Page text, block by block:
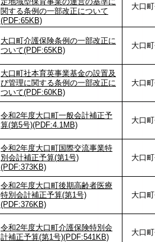
関する条例の一部改正について
(PDF:65KB)
大口
大口町介護保険条例の一部改正に
ついて(PDF:65KB)
大口
大口町社本育英事業基金の設置及
び管理に関する条例の一部改正に
ついて(PDF:60KB)
大口
令和2年度大口町一般会計補正予
算(第5号)(PDF:4.1MB)
大口
令和2年度大口町国際交流事業特
別会計補正予算(第1号)
(PDF:373KB)
大口
令和2年度大口町後期高齢者医療
特別会計補正予算(第1号)
(PDF:376KB)
大口
令和2年度大口町介護保険特別会
計補正予算(第1号)(PDF:541KB)
大口